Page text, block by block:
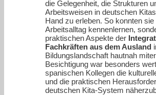
die Gelegenheit, die Strukturen
Arbeitsweisen in deutschen
Hand zu erleben. So konnten
Arbeitsalltag kennenlernen,
praktischen Aspekte der
Fachkräften aus dem Ausland
Bildungslandschaft hautnah
Besichtigung war besonders
spanischen Kollegen die
und die praktischen
deutschen Kita-System